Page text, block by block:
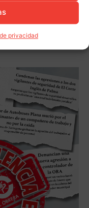
privacidad